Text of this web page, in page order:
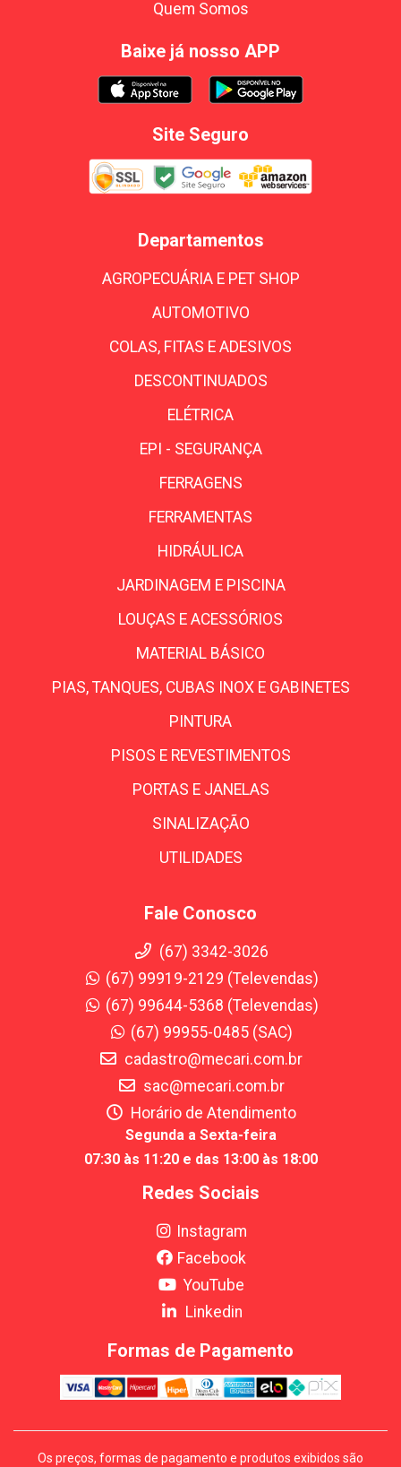
Quem Somos
Baixe já nosso APP
Site Seguro
Departamentos
AGROPECUÁRIA E PET SHOP
AUTOMOTIVO
COLAS, FITAS E ADESIVOS
DESCONTINUADOS
ELÉTRICA
EPI - SEGURANÇA
FERRAGENS
FERRAMENTAS
HIDRÁULICA
JARDINAGEM E PISCINA
LOUÇAS E ACESSÓRIOS
MATERIAL BÁSICO
PIAS, TANQUES, CUBAS INOX E GABINETES
PINTURA
PISOS E REVESTIMENTOS
PORTAS E JANELAS
SINALIZAÇÃO
UTILIDADES
Fale Conosco
(67) 3342-3026
(67) 99919-2129 (Televendas)
(67) 99644-5368 (Televendas)
(67) 99955-0485 (SAC)
cadastro@mecari.com.br
sac@mecari.com.br
Horário de Atendimento
Segunda a Sexta-feira
07:30 às 11:20 e das 13:00 às 18:00
Redes Sociais
Instagram
Facebook
YouTube
Linkedin
Formas de Pagamento
Os preços, formas de pagamento e produtos exibidos são